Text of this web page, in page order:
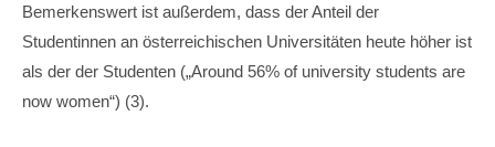
Bemerkenswert ist außerdem, dass der Anteil der
Studentinnen an österreichischen Universitäten heute höher ist
als der der Studenten („Around 56% of university students are
now women“) (3).